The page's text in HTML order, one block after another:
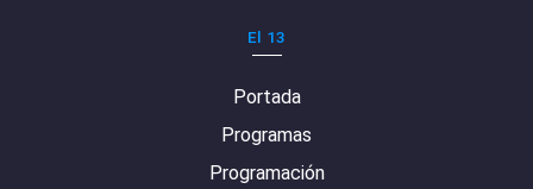
El 13
Portada
Programas
Programación